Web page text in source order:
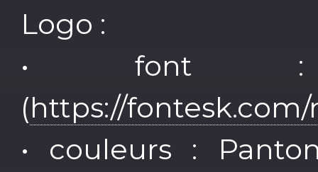
Logo :
• font :
(https://
• couleurs :